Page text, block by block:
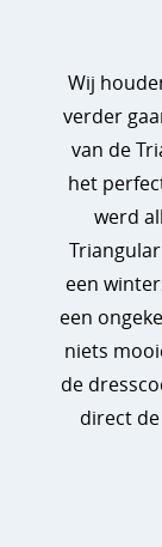
Wij
verder
van de
het
werd
een
een
niets
de
direct